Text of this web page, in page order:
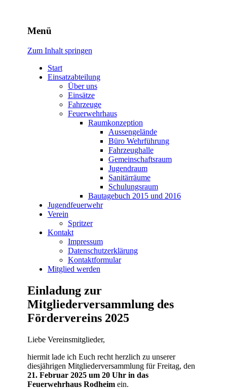
Freiwillige Feuerwehr
Rodheim v.d.H.
Menü
Zum Inhalt springen
Start
Einsatzabteilung
Über uns
Einsätze
Fahrzeuge
Feuerwehrhaus
Raumkonzeption
Aussengelände
Büro Wehrführung
Fahrzeughalle
Gemeinschaftsraum
Jugendraum
Sanitärräume
Schulungsraum
Bautagebuch 2015 und 2016
Jugendfeuerwehr
Verein
Spritzer
Kontakt
Impressum
Datenschutzerklärung
Kontaktformular
Mitglied werden
Einladung zur
Mitgliederversammlung des
Fördervereins 2025
Liebe Vereinsmitglieder,
hiermit lade ich Euch recht herzlich zu unserer
diesjährigen Mitgliederversammlung für Freitag, den
21. Februar 2025 um 20 Uhr in das
Feuerwehrhaus Rodheimein.